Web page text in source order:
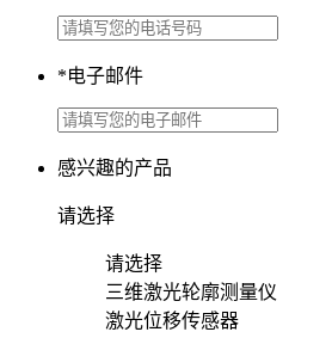
*电子邮件
感兴趣的产品
请选择
请选择
三维激光轮廓测量仪
激光位移传感器